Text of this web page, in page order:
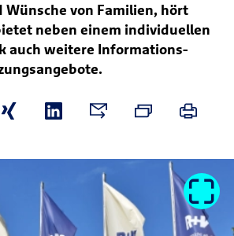
Wünsche von Familien, hört
neben einem individuellen
auch weitere Informations-